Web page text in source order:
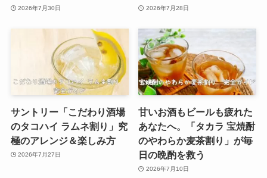
2026年7月30日 2026年7月28日
サントリー「こだわり酒場
のタコハイ ラムネ割り」究
極のアレンジ＆楽しみ方
2026年7月27日
甘いお酒もビールも疲れた
あなたへ。「タカラ 宝焼酎
のやわらか麦茶割り」が毎
日の晩酌を救う
2026年7月10日